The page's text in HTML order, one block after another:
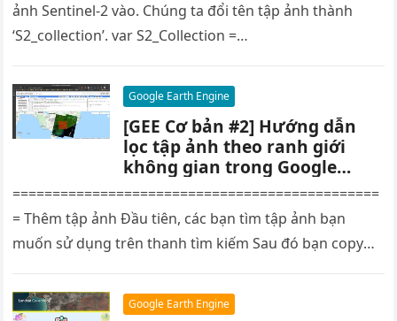
ảnh Sentinel-2 vào. Chúng ta đổi tên tập ảnh thành
‘S2_collection’. var S2_Collection =
…
Google Earth Engine
[GEE Cơ bản #2] Hướng dẫn
lọc tập ảnh theo ranh giới
không gian trong Google
Earth Engine
==============================================
= Thêm tập ảnh Đầu tiên, các bạn tìm tập ảnh bạn
muốn sử dụng trên thanh tìm kiếm Sau đó bạn copy
Google Earth Engine